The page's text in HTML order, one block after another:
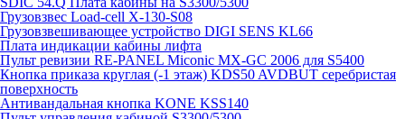
Грузовзвес Load-cell X-130-S08
Грузовзвешивающее устройство DIGI SENS KL66
Плата индикации кабины лифта
Пульт ревизии RE-PANEL Miconic MX-GC 2006 для S5400
Кнопка приказа круглая (-1 этаж) KDS50 AVDBUT серебристая
поверхность
Антивандальная кнопка KONE KSS140